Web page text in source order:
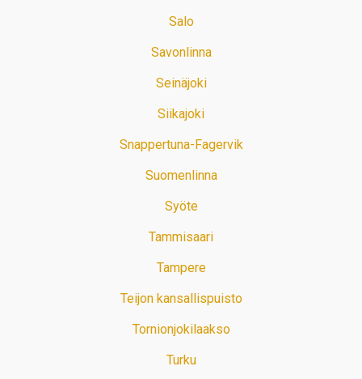
Salo
Savonlinna
Seinäjoki
Siikajoki
Snappertuna-Fagervik
Suomenlinna
Syöte
Tammisaari
Tampere
Teijon kansallispuisto
Tornionjokilaakso
Turku